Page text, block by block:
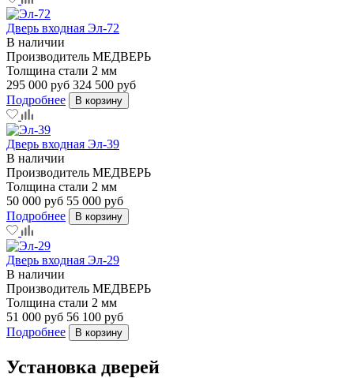
Дверь входная Эл-72
В наличии
Производитель МЕДВЕРЬ
Толщина стали 2 мм
295 000 руб 324 500 руб
Подробнее
В корзину
Дверь входная Эл-39
В наличии
Производитель МЕДВЕРЬ
Толщина стали 2 мм
50 000 руб 55 000 руб
Подробнее
В корзину
Дверь входная Эл-29
В наличии
Производитель МЕДВЕРЬ
Толщина стали 2 мм
51 000 руб 56 100 руб
Подробнее
В корзину
Установка дверей